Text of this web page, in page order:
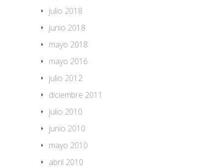
julio 2018
junio 2018
mayo 2018
mayo 2016
julio 2012
diciembre 2011
julio 2010
junio 2010
mayo 2010
abril 2010